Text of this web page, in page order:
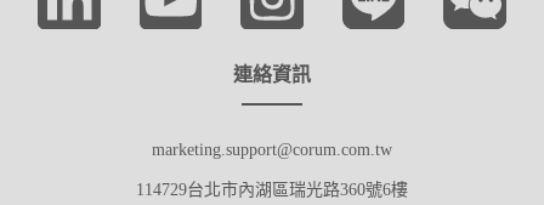
連絡資訊
marketing.support@corum.com.tw
114729台北市內湖區瑞光路360號6樓